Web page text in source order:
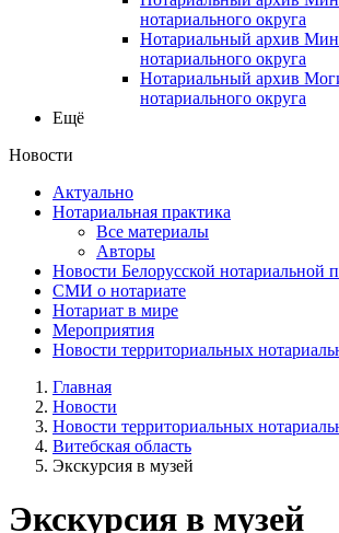
нотариального округа
Нотариальный архив
нотариального округа
Нотариальный архив
нотариального округа
Ещё
Новости
Актуально
Нотариальная практика
Все материалы
Авторы
Новости Белорусской нотариальной
СМИ о нотариате
Нотариат в мире
Мероприятия
Новости территориальных
Главная
Новости
Новости территориальных
Витебская область
Экскурсия в музей
Экскурсия в музей